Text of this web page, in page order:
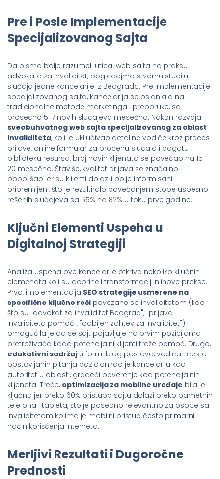
Pre i Posle Implementacije
Specijalizovanog Sajta
Da bismo bolje razumeli uticaj web sajta na praksu
advokata za invaliditet, pogledajmo stvarnu studiju
slučaja jedne kancelarije iz Beograda. Pre implementacije
specijalizovanog sajta, kancelarija se oslanjala na
tradicionalne metode marketinga i preporuke, sa
prosečno 5-7 novih slučajeva mesečno. Nakon razvoja
sveobuhvatnog web sajta specijalizovanog za oblast
invaliditeta, koji je uključivao detaljne vodiče kroz proces
prijave, online formular za procenu slučaja i bogatu
biblioteku resursa, broj novih klijenata se povećao na 15-
20 mesečno. Štaviše, kvalitet prijava se značajno
poboljšao jer su klijenti dolazili bolje informisani i
pripremljeni, što je rezultiralo povećanjem stope uspešno
rešenih slučajeva sa 65% na 82% u toku prve godine.
Ključni Elementi Uspeha u
Digitalnoj Strategiji
Analiza uspeha ove kancelarije otkriva nekoliko ključnih
elemenata koji su doprineli transformaciji njihove prakse.
Prvo, implementacija SEO strategije usmerene na
specifične ključne reči povezane sa invaliditetom (kao
što su "advokat za invaliditet Beograd", "prijava
invaliditeta pomoć", "odbijen zahtev za invaliditet")
omogućila je da se sajt pojavljuje na prvim pozicijama
pretraživača kada potencijalni klijenti traže pomoć. Drugo,
edukativni sadržaj u formi blog postova, vodiča i često
postavljanih pitanja pozicionirao je kancelariju kao
autoritet u oblasti, gradeći poverenje kod potencijalnih
klijenata. Treće, optimizacija za mobilne uređaje bila je
ključna jer preko 60% pristupa sajtu dolazi preko pametnih
telefona i tableta, što je posebno relevantno za osobe sa
invaliditetom kojima je mobilni pristup često primarni
način korišćenja interneta.
Merljivi Rezultati i Dugoročne
Prednosti